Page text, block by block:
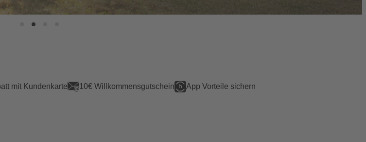
mit Kundenkarte 10€ Willkommensgutschein App Vorteile sichern